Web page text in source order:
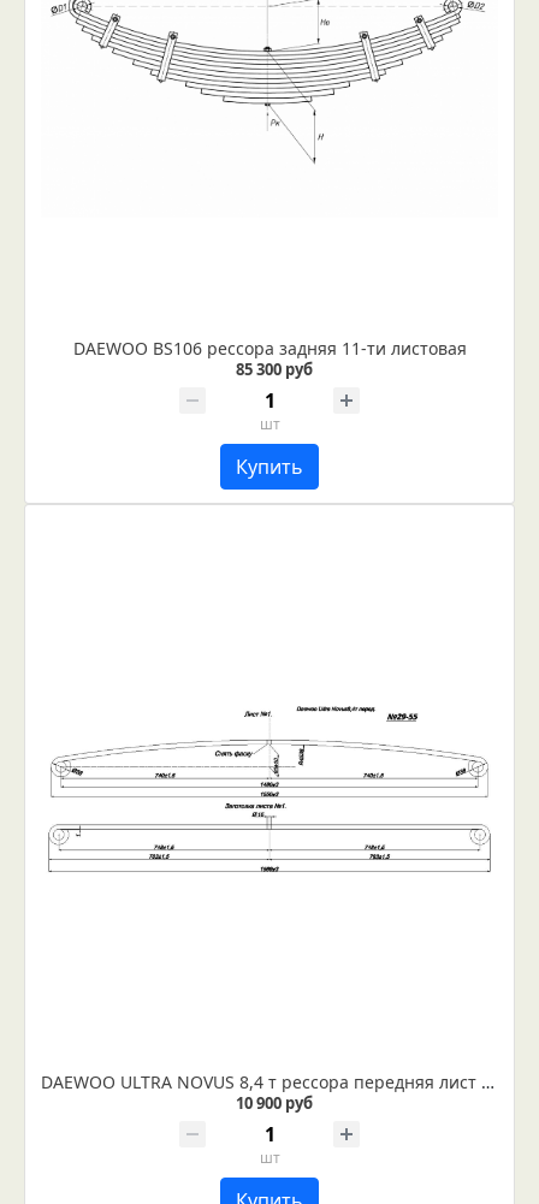
DAEWOO BS106 рессора задняя 11-ти листовая
85 300 руб
шт
Купить
DAEWOO ULTRA NOVUS 8,4 т рессора передняя лист №1 (коренной) (IR 29-55-01)
10 900 руб
шт